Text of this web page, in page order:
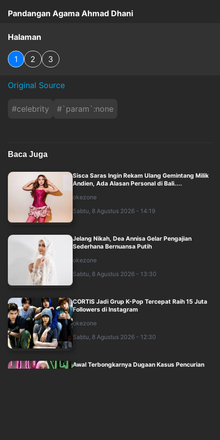
Pandangan Agama Ahmad Dhani
Halaman
1 2 3
Original Source
#celebrity #`param`:none
Baca Juga
Sisca Saras Ingin Rekam Ulang Gemintang Milik
Andien, Ada Alasan Personal di Bali....
okezone
Sabtu, 8 Agustus 2026 - 14:19
Jelang Nikah, Dea Annisa Gelar Pengajian
Sederhana Bernuansa Putih
okezone
Sabtu, 8 Agustus 2026 - 13:30
CORTIS Jadi Grup K-Pop Tercepat Raih 15 Juta
Followers di Instagram
okezone
Sabtu, 8 Agustus 2026 - 12:30
Awal Terbongkarnya Dugaan Kasus Pencurian